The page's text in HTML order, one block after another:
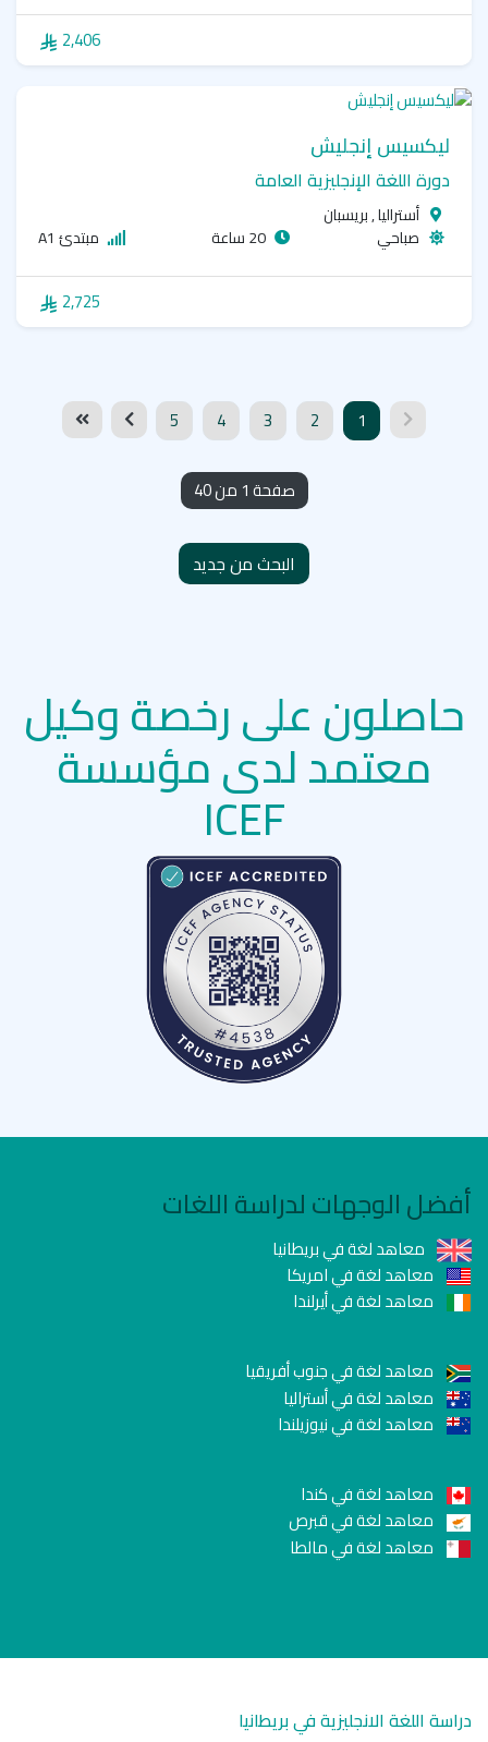
2,406
ليكسيس إنجليش
دورة اللغة الإنجليزية العامة
أستراليا , بريسبان
صباحي
20 ساعة مبتدئ A1
2,725
صفحة 1 من 40
1
2
3
4
5
البحث من جديد
حاصلون على رخصة وكيل
معتمد لدى مؤسسة
ICEF
أفضل الوجهات لدراسة اللغات
معاهد لغة في بريطانيا
معاهد لغة في امريكا
معاهد لغة في أيرلندا
معاهد لغة في جنوب أفريقيا
معاهد لغة في أستراليا
معاهد لغة في نيوزيلندا
معاهد لغة في كندا
معاهد لغة في قبرص
معاهد لغة في مالطا
دراسة اللغة الانجليزية في بريطانيا